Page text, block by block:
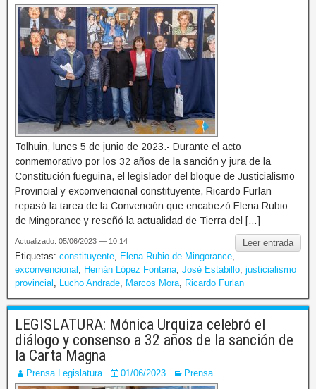
Tolhuin, lunes 5 de junio de 2023.- Durante el acto
conmemorativo por los 32 años de la sanción y jura de la
Constitución fueguina, el legislador del bloque de Justicialismo
Provincial y exconvencional constituyente, Ricardo Furlan
repasó la tarea de la Convención que encabezó Elena Rubio
de Mingorance y reseñó la actualidad de Tierra del […]
Leer entrada
Actualizado: 05/06/2023 — 10:14
Etiquetas: constituyente Elena Rubio de Mingorance
exconvencional
Hernán López Fontana José Estabillo justicialismo
provincial
Lucho Andrade Marcos Mora Ricardo Furlan
LEGISLATURA: Mónica Urquiza celebró el
diálogo y consenso a 32 años de la sanción de
la Carta Magna
Prensa Legislatura 01/06/2023 Prensa